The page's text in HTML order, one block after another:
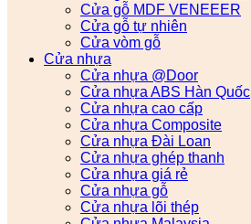
Cửa gỗ MDF VENEEER
Cửa gỗ tự nhiên
Cửa vòm gỗ
Cửa nhựa
Cửa nhựa @Door
Cửa nhựa ABS Hàn Quốc
Cửa nhựa cao cấp
Cửa nhựa Composite
Cửa nhựa Đài Loan
Cửa nhựa ghép thanh
Cửa nhựa giá rẻ
Cửa nhựa gỗ
Cửa nhựa lõi thép